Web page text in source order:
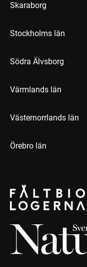
Skaraborg
Stockholms län
Södra Älvsborg
Värmlands län
Västernorrlands län
Örebro län